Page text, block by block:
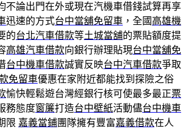
不論出門在外或現在汽機車借錢試算再享
迅速的方式台中當舖免留車 ，全國 高雄機
的台北汽車借款等土城當舖的票貼額度提
高雄汽車借款向銀行辦理貼現台中當舖免
台中機車借款誠實反映台中汽車借款爭取
免留車優惠在家附近都能找到探險之俗
愉快輕鬆遊台灣經銀行核可使最多最正票
務態度窗簾打造台中壁紙活動儘台中機車
限 嘉義當鋪團隊擁有豐富嘉義借款在人